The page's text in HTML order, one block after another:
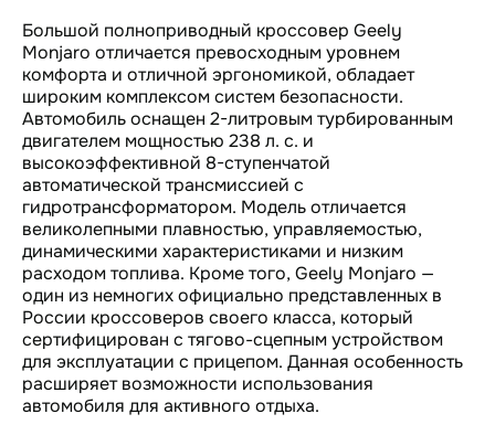
Большой полноприводный кроссовер Geely
Monjaro отличается превосходным уровнем
комфорта и отличной эргономикой, обладает
широким комплексом систем безопасности.
Автомобиль оснащен 2-литровым турбированным
двигателем мощностью 238 л. с. и
высокоэффективной 8-ступенчатой
автоматической трансмиссией с
гидротрансформатором. Модель отличается
великолепными плавностью, управляемостью,
динамическими характеристиками и низким
расходом топлива. Кроме того, Geely Monjaro —
один из немногих официально представленных в
России кроссоверов своего класса, который
сертифицирован с тягово-сцепным устройством
для эксплуатации с прицепом. Данная особенность
расширяет возможности использования
автомобиля для активного отдыха.